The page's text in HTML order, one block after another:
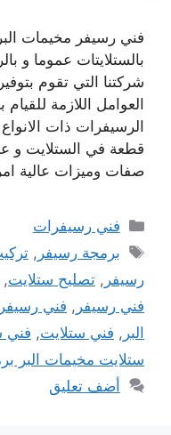
فني رسيفر مخيمات
بالستلايتات عموما و
شركتنا التي تقوم
العوامل اللازمة
الرسيفرات ذات الانواع
قطعة في الستلايت و
صفات وميزات عالية
التصنيفات
فني رسيفرات
الوسوم
برمجة رسيفر ,
رسيفر , تصليح ستلايت,
فني رسيفر , فني
البر , فني ستلايت, فني
ستلايت مخيمات البر
أضف تعليق